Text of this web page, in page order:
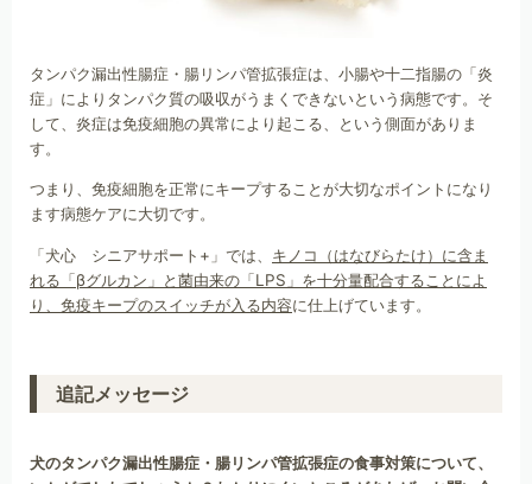
タンパク漏出性腸症・腸リンパ管拡張症は、小腸や十二指腸の「炎
症」によりタンパク質の吸収がうまくできないという病態です。そ
して、炎症は免疫細胞の異常により起こる、という側面がありま
す。
つまり、免疫細胞を正常にキープすることが大切なポイントになり
ます病態ケアに大切です。
「犬心 シニアサポート+」では、 キノコ（はなびらたけ）に含ま
れる「βグルカン」と菌由来の「LPS」を十分量配合することによ
り、免疫キープのスイッチが入る内容に仕上げています。
追記メッセージ
犬のタンパク漏出性腸症・腸リンパ管拡張症の食事対策について、